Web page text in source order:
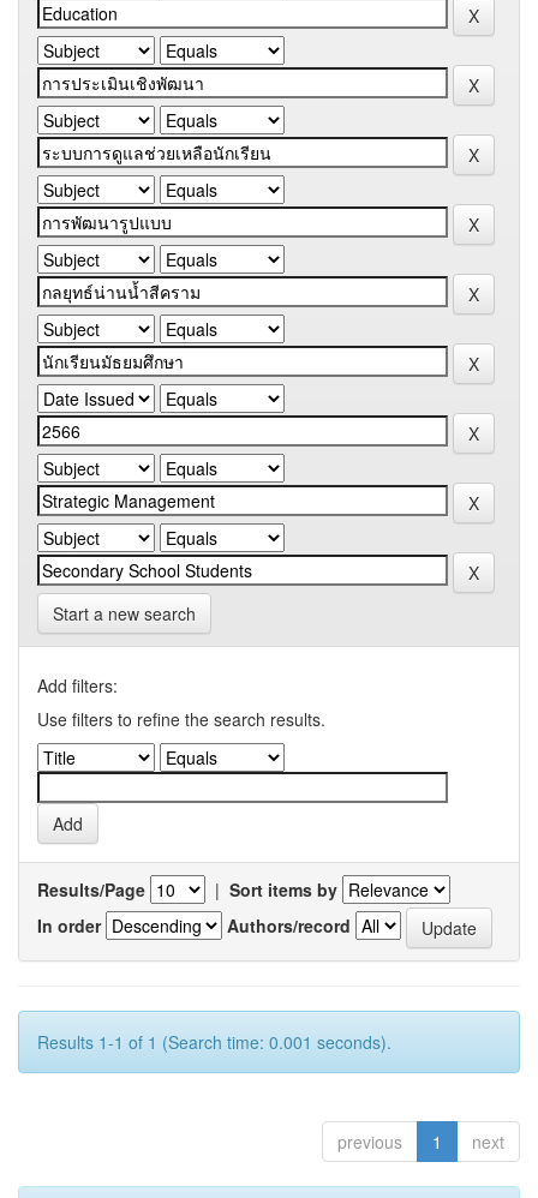
Start a new search
Add filters:
Use filters to refine the search results.
Results/Page | Sort items by
In order
Authors/record
Results 1-1 of 1 (Search time: 0.001 seconds).
previous 1 next